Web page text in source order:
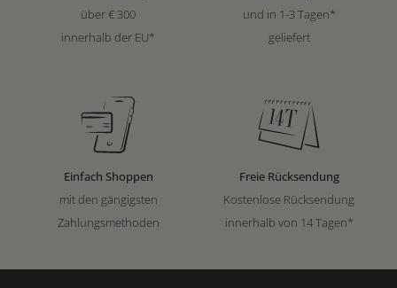
über € 300
innerhalb der EU*
und in 1-3 Tagen*
geliefert
Einfach Shoppen
mit den gängigsten
Zahlungsmethoden
Freie Rücksendung
Kostenlose Rücksendung
innerhalb von 14 Tagen*